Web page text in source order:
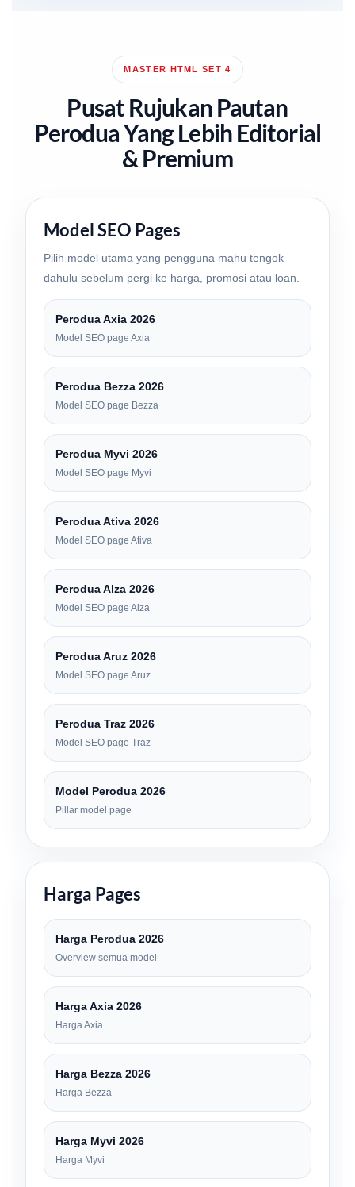
MASTER HTML SET 4
Pusat Rujukan Pautan
Perodua Yang Lebih Editorial
& Premium
Model SEO Pages
Pilih model utama yang pengguna mahu tengok
dahulu sebelum pergi ke harga, promosi atau loan.
Perodua Axia 2026
Model SEO page Axia
Perodua Bezza 2026
Model SEO page Bezza
Perodua Myvi 2026
Model SEO page Myvi
Perodua Ativa 2026
Model SEO page Ativa
Perodua Alza 2026
Model SEO page Alza
Perodua Aruz 2026
Model SEO page Aruz
Perodua Traz 2026
Model SEO page Traz
Model Perodua 2026
Pillar model page
Harga Pages
Harga Perodua 2026
Overview semua model
Harga Axia 2026
Harga Axia
Harga Bezza 2026
Harga Bezza
Harga Myvi 2026
Harga Myvi